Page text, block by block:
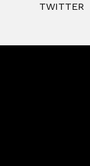
TWITTER